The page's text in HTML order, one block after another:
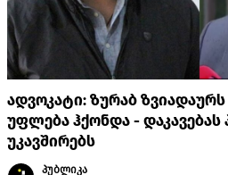
ადვოკატი: ზურაბ
უფლება ჰქონდა -
უკავშირებს
პუბლიკა